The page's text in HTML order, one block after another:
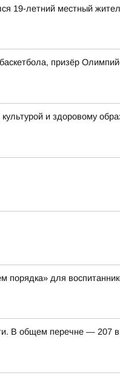
19-летний местный
призёр
и здоровому
порядка» для
В общем перечне — 207